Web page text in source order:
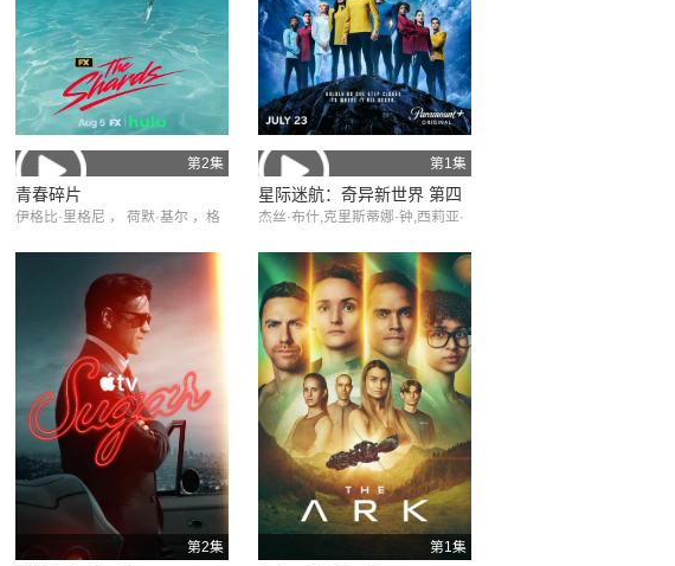
第2集
青春碎片
伊格比·里格尼 ， 荷默·基尔 ，格
第1集
星际迷航：奇异新世界 第四
杰丝·布什,克里斯蒂娜·钟,西莉亚·
斯汀·霍恩,丹·让诺特,卡罗尔·凯恩,
亚历克丝·卡普,安松·蒙特,Chris M
yers,梅利莎·纳维亚,比安卡·努加
拉,基利安·奥沙利文,巴布斯·奥卢
桑莫昆,帕顿·奥斯瓦尔特
第2集 第1集